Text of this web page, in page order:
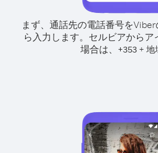
まず、通話先の電話番号を
ら入力します。 セルビアからア
場合は、
+353+ 地